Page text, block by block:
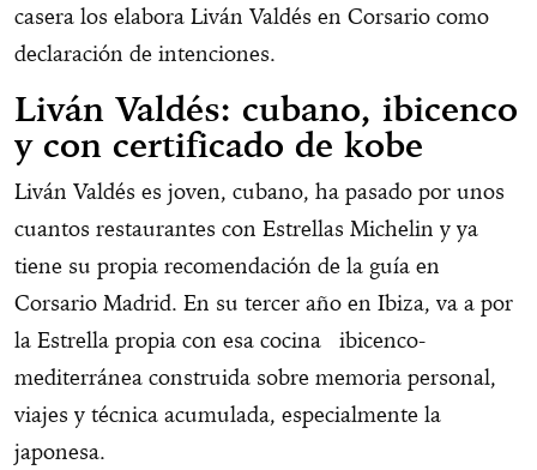
casera los elabora Liván Valdés en Corsario como
declaración de intenciones.
Liván Valdés: cubano, ibicenco
y con certificado de kobe
Liván Valdés es joven, cubano, ha pasado por unos
cuantos restaurantes con Estrellas Michelin y ya
tiene su propia recomendación de la guía en
Corsario Madrid. En su tercer año en Ibiza, va a por
la Estrella propia con esa cocina ibicenco-
mediterránea construida sobre memoria personal,
viajes y técnica acumulada, especialmente la
japonesa.